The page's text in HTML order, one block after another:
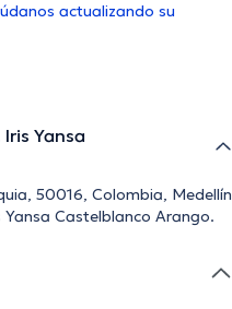
actualizando su
Yansa
50016, Colombia, Medellín
Castelblanco Arango.